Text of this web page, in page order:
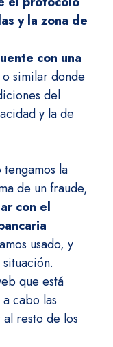
y la zona de
con una
o similar donde
del
y la de
la
de un fraude,
con el
usado, y
que está
cabo las
resto de los